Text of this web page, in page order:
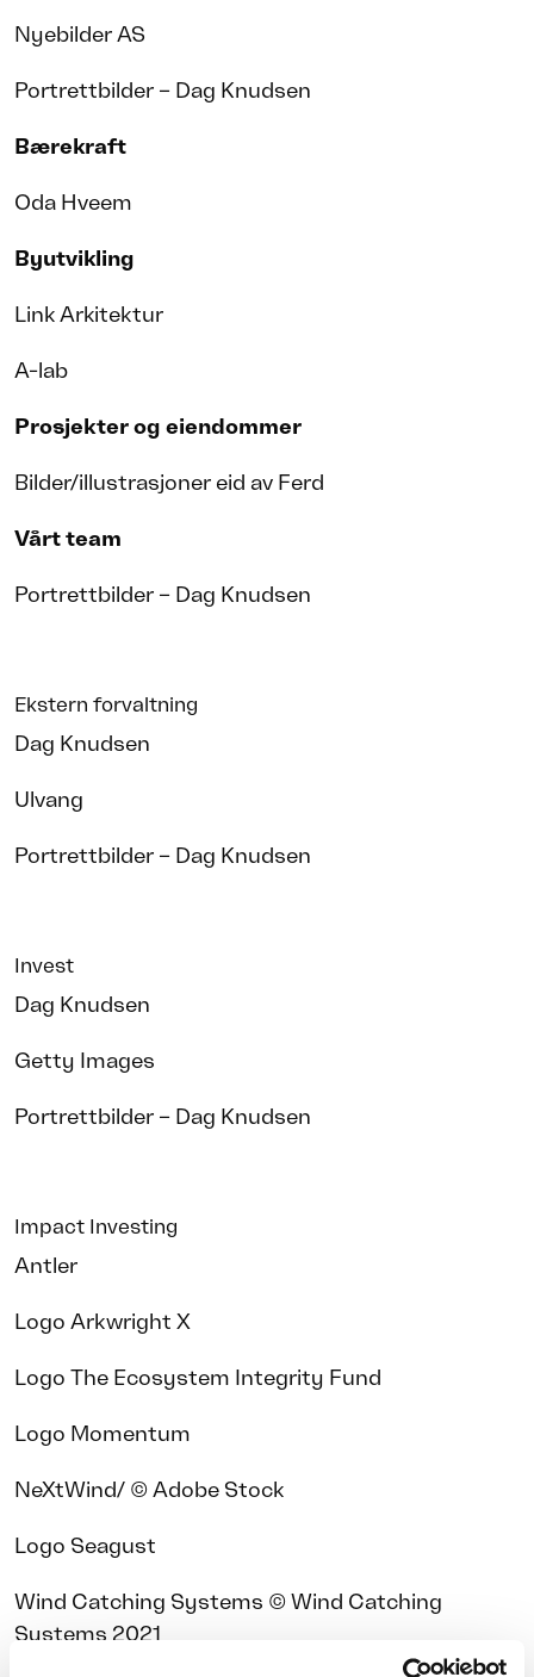
Nyebilder AS
Portrettbilder – Dag Knudsen
Bærekraft
Oda Hveem
Byutvikling
Link Arkitektur
A-lab
Prosjekter og eiendommer
Bilder/illustrasjoner eid av Ferd
Vårt team
Portrettbilder – Dag Knudsen
Ekstern forvaltning
Dag Knudsen
Ulvang
Portrettbilder – Dag Knudsen
Invest
Dag Knudsen
Getty Images
Portrettbilder – Dag Knudsen
Impact Investing
Antler
Logo Arkwright X
Logo The Ecosystem Integrity Fund
Logo Momentum
NeXtWind/ © Adobe Stock
Logo Seagust
Wind Catching Systems © Wind Catching
Systems 2021